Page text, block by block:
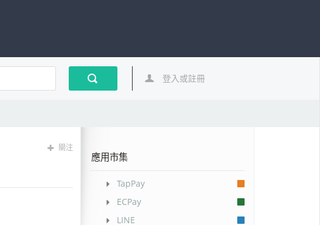
登入或註冊
關注
應用市集
TapPay
ECPay
LINE